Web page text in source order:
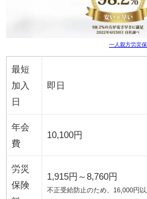
一人親方労災保
最短
加入
日
即日
年会
費
10,100円
労災
保険
1,915円～8,760円
不正受給防止のため、16,000円